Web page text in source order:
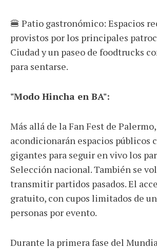
🍔 Patio gastronómico: Espacios
provistos por los principales
Ciudad y un paseo de foodtrucks
para sentarse.
"Modo Hincha en BA":
Más allá de la Fan Fest de Palermo,
acondicionarán espacios públicos
gigantes para seguir en vivo los
Selección nacional. También se
transmitir partidos pasados. El
gratuito, con cupos limitados de
personas por evento.
Durante la primera fase del